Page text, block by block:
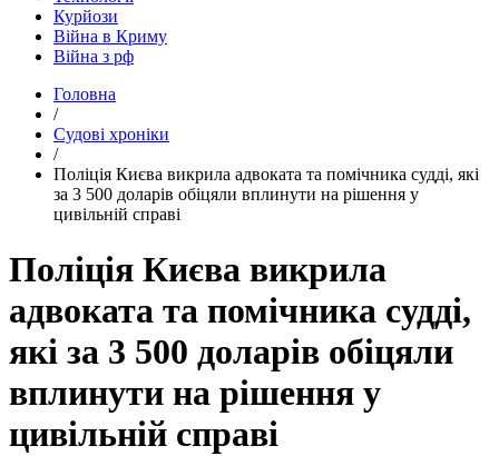
Курйози
Війна в Криму
Війна з рф
Головна
/
Судові хроніки
/
​Поліція Києва викрила адвоката та помічника судді, які
за 3 500 доларів обіцяли вплинути на рішення у
цивільній справі
Поліція Києва викрила
адвоката та помічника судді,
які за 3 500 доларів обіцяли
вплинути на рішення у
цивільній справі